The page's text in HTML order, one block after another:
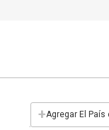
+Agregar El País